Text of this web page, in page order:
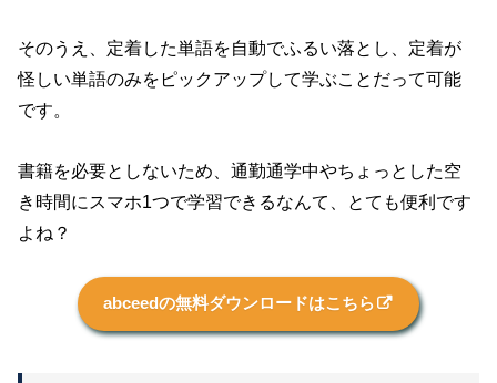
そのうえ、定着した単語を自動でふるい落とし、定着が
怪しい単語のみをピックアップして学ぶことだって可能
です。
書籍を必要としないため、通勤通学中やちょっとした空
き時間にスマホ1つで学習できるなんて、とても便利です
よね？
abceedの無料ダウンロードはこちら